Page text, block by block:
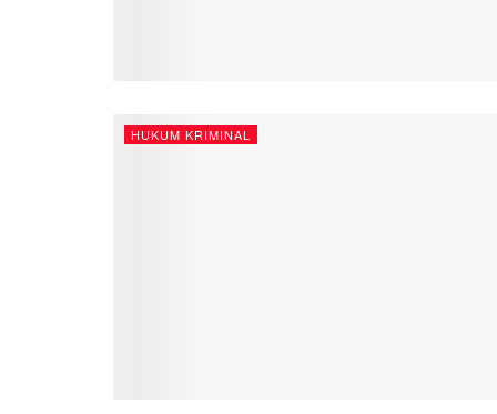
HUKUM KRIMINAL